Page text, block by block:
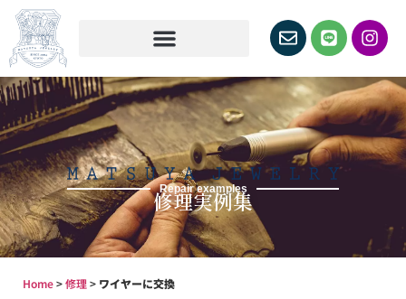
Repair examples
修理実例集
Home>修理> ワイヤーに交換